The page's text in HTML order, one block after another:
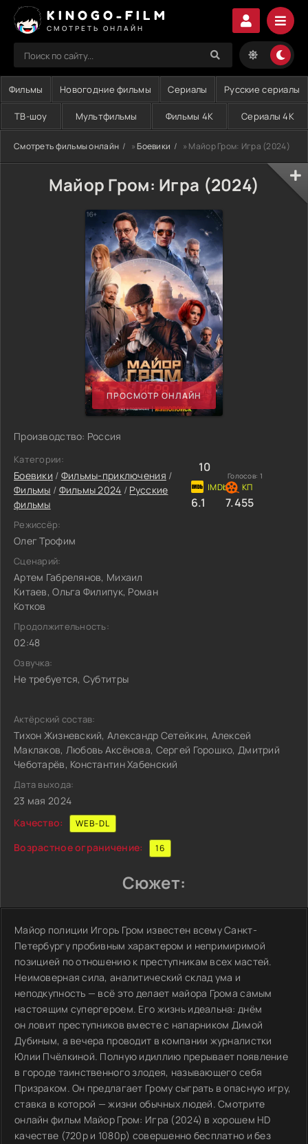
KINOGO-FILM
СМОТРЕТЬ ОНЛАЙН
Фильмы Новогодние фильмы Сериалы Русские сериалы
ТВ-шоу Мультфильмы Фильмы 4K Сериалы 4K
Смотреть фильмы онлайн »Боевики » Майор Гром: Игра (2024)
Майор Гром: Игра (2024)
ПРОСМОТР ОНЛАЙН
Производство: Россия
Категории:
Боевики / Фильмы-приключения /
Фильмы / Фильмы 2024 / Русские
фильмы
Режиссёр:
Олег Трофим
Сценарий:
Артем Габрелянов, Михаил
Китаев, Ольга Филипук, Роман
Котков
Продолжительность:
02:48
Озвучка:
Не требуется, Субтитры
10
Голосов: 1
6.1 7.455
Актёрский состав:
Тихон Жизневский, Александр Сетейкин, Алексей
Маклаков, Любовь Аксёнова, Сергей Горошко, Дмитрий
Чеботарёв, Константин Хабенский
Дата выхода:
23 мая 2024
Качество:
WEB-DL
Возрастное ограничение: 16
Сюжет:
Майор полиции Игорь Гром известен всему Санкт-
Петербургу пробивным характером и непримиримой
позицией по отношению к преступникам всех мастей.
Неимоверная сила, аналитический склад ума и
неподкупность — всё это делает майора Грома самым
настоящим супергероем. Его жизнь идеальна: днём
он ловит преступников вместе с напарником Димой
Дубиным, а вечера проводит в компании журналистки
Юлии Пчёлкиной. Полную идиллию прерывает появление
в городе таинственного злодея, называющего себя
Призраком. Он предлагает Грому сыграть в опасную игру,
ставка в которой — жизни обычных людей. Смотрите
онлайн фильм Майор Гром: Игра (2024) в хорошем HD
качестве (720p и 1080p) совершенно бесплатно и без